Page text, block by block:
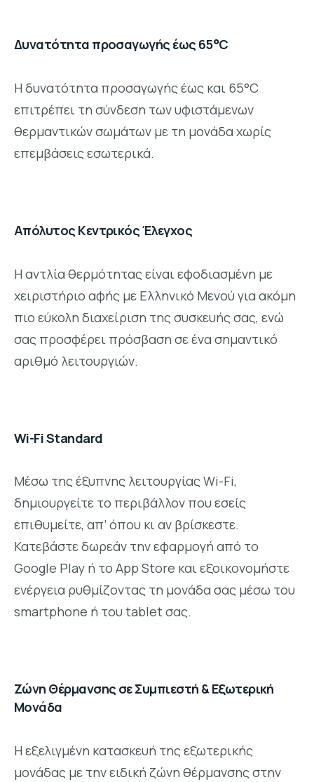
Δυνατότητα προσαγωγής έως 65°C
Η δυνατότητα προσαγωγής έως και 65°C
επιτρέπει τη σύνδεση των υφιστάμενων
θερμαντικών σωμάτων με τη μονάδα χωρίς
επεμβάσεις εσωτερικά.
Απόλυτος Κεντρικός Έλεγχος
Η αντλία θερμότητας είναι εφοδιασμένη με
χειριστήριο αφής με Ελληνικό Μενού για ακόμη
πιο εύκολη διαχείριση της συσκευής σας, ενώ
σας προσφέρει πρόσβαση σε ένα σημαντικό
αριθμό λειτουργιών.
Wi-Fi Standard
Mέσω της έξυπνης λειτουργίας Wi-Fi,
δημιουργείτε το περιβάλλον που εσείς
επιθυμείτε, απ’ όπου κι αν βρίσκεστε.
Κατεβάστε δωρεάν την εφαρμογή από το
Google Play ή το App Store και εξοικονομήστε
ενέργεια ρυθμίζοντας τη μονάδα σας μέσω του
smartphone ή του tablet σας.
Ζώνη Θέρμανσης σε Συμπιεστή & Εξωτερική
Μονάδα
Η εξελιγμένη κατασκευή της εξωτερικής
μονάδας με την ειδική ζώνη θέρμανσης στην